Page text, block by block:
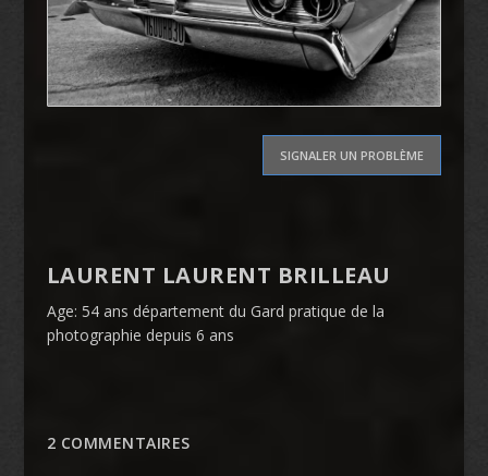
SIGNALER UN PROBLÈME
LAURENT LAURENT BRILLEAU
Age: 54 ans département du Gard pratique de la
photographie depuis 6 ans
2 COMMENTAIRES